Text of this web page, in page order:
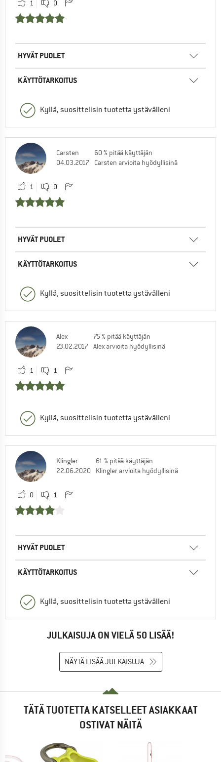
1 0
HYVÄT PUOLET
KÄYTTÖTARKOITUS
Kyllä, suosittelisin tuotetta ystävälleni
Carsten
04.03.2017
60 % pitää käyttäjän
Carsten arvioita hyödyllisinä
1 0
HYVÄT PUOLET
KÄYTTÖTARKOITUS
Kyllä, suosittelisin tuotetta ystävälleni
Alex
23.02.2017
75 % pitää käyttäjän
Alex arvioita hyödyllisinä
1 1
Kyllä, suosittelisin tuotetta ystävälleni
Klingler
22.06.2020
61 % pitää käyttäjän
Klingler arvioita hyödyllisinä
0 1
HYVÄT PUOLET
KÄYTTÖTARKOITUS
Kyllä, suosittelisin tuotetta ystävälleni
JULKAISUJA ON VIELÄ 50 LISÄÄ!
NÄYTÄ LISÄÄ JULKAISUJA
TÄTÄ TUOTETTA KATSELLEET ASIAKKAAT
OSTIVAT NÄITÄ